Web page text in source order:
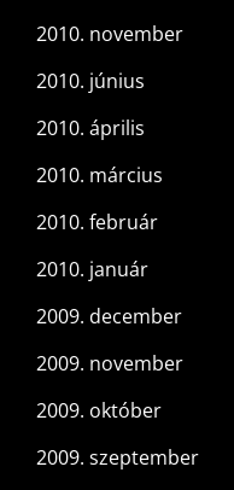
2010. november
2010. június
2010. április
2010. március
2010. február
2010. január
2009. december
2009. november
2009. október
2009. szeptember